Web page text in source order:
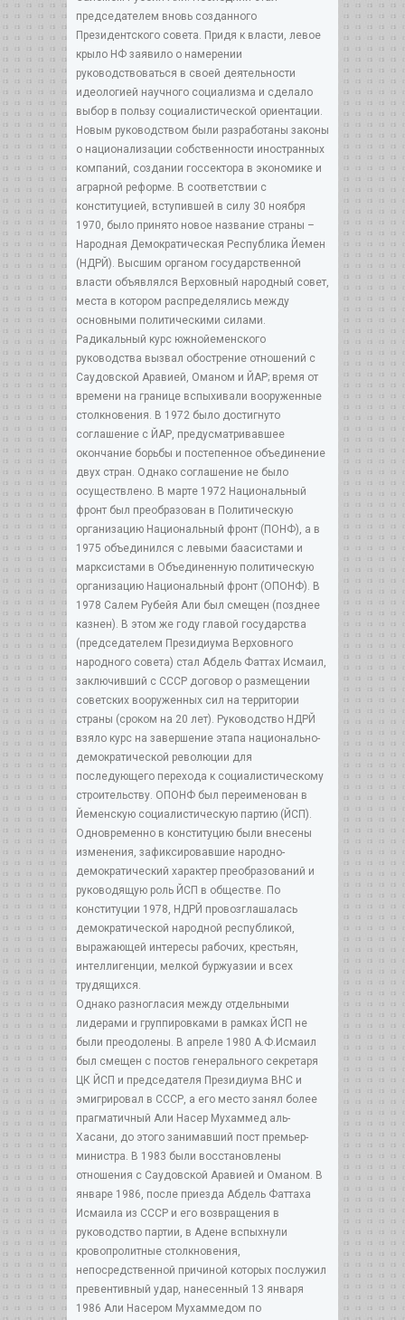
председателем вновь созданного
Президентского совета. Придя к власти, левое
крыло НФ заявило о намерении
руководствоваться в своей деятельности
идеологией научного социализма и сделало
выбор в пользу социалистической ориентации.
Новым руководством были разработаны законы
о национализации собственности иностранных
компаний, создании госсектора в экономике и
аграрной реформе. В соответствии с
конституцией, вступившей в силу 30 ноября
1970, было принято новое название страны –
Народная Демократическая Республика Йемен
(НДРЙ). Высшим органом государственной
власти объявлялся Верховный народный совет,
места в котором распределялись между
основными политическими силами.
Радикальный курс южнойеменского
руководства вызвал обострение отношений с
Саудовской Аравией, Оманом и ЙАР; время от
времени на границе вспыхивали вооруженные
столкновения. В 1972 было достигнуто
соглашение с ЙАР, предусматривавшее
окончание борьбы и постепенное объединение
двух стран. Однако соглашение не было
осуществлено. В марте 1972 Национальный
фронт был преобразован в Политическую
организацию Национальный фронт (ПОНФ), а в
1975 объединился с левыми баасистами и
марксистами в Объединенную политическую
организацию Национальный фронт (ОПОНФ). В
1978 Салем Рубейя Али был смещен (позднее
казнен). В этом же году главой государства
(председателем Президиума Верховного
народного совета) стал Абдель Фаттах Исмаил,
заключивший с СССР договор о размещении
советских вооруженных сил на территории
страны (сроком на 20 лет). Руководство НДРЙ
взяло курс на завершение этапа национально-
демократической революции для
последующего перехода к социалистическому
строительству. ОПОНФ был переименован в
Йеменскую социалистическую партию (ЙСП).
Одновременно в конституцию были внесены
изменения, зафиксировавшие народно-
демократический характер преобразований и
руководящую роль ЙСП в обществе. По
конституции 1978, НДРЙ провозглашалась
демократической народной республикой,
выражающей интересы рабочих, крестьян,
интеллигенции, мелкой буржуазии и всех
трудящихся.
Однако разногласия между отдельными
лидерами и группировками в рамках ЙСП не
были преодолены. В апреле 1980 А.Ф.Исмаил
был смещен с постов генерального секретаря
ЦК ЙСП и председателя Президиума ВНС и
эмигрировал в СССР, а его место занял более
прагматичный Али Насер Мухаммед аль-
Хасани, до этого занимавший пост премьер-
министра. В 1983 были восстановлены
отношения с Саудовской Аравией и Оманом. В
январе 1986, после приезда Абдель Фаттаха
Исмаила из СССР и его возвращения в
руководство партии, в Адене вспыхнули
кровопролитные столкновения,
непосредственной причиной которых послужил
превентивный удар, нанесенный 13 января
1986 Али Насером Мухаммедом по